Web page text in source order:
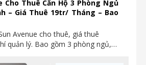
Cho Thuê Căn Hộ 3 Phòng Ngủ
– Giá Thuê 19tr/ Tháng – Bao
Avenue cho thuê, giá thuê
quản lý. Bao gồm 3 phòng ngủ,…